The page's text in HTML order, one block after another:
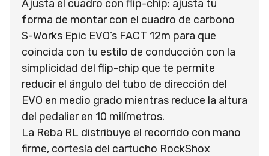
Ajusta el cuadro con flip-chip: ajusta tu
forma de montar con el cuadro de carbono
S-Works Epic EVO’s FACT 12m para que
coincida con tu estilo de conducción con la
simplicidad del flip-chip que te permite
reducir el ángulo del tubo de dirección del
EVO en medio grado mientras reduce la altura
del pedalier en 10 milímetros.
La Reba RL distribuye el recorrido con mano
firme, cortesía del cartucho RockShox